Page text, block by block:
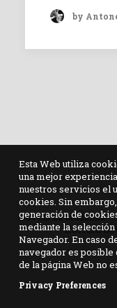
by
Novela La Mudanza –
Kolima
Esta Web utiliza
una mejor
nuestros servicios el
cookies. Sin
generación de
mediante la
Navegador. En caso
navegador es posible
de la página Web no
Privacy Preferences